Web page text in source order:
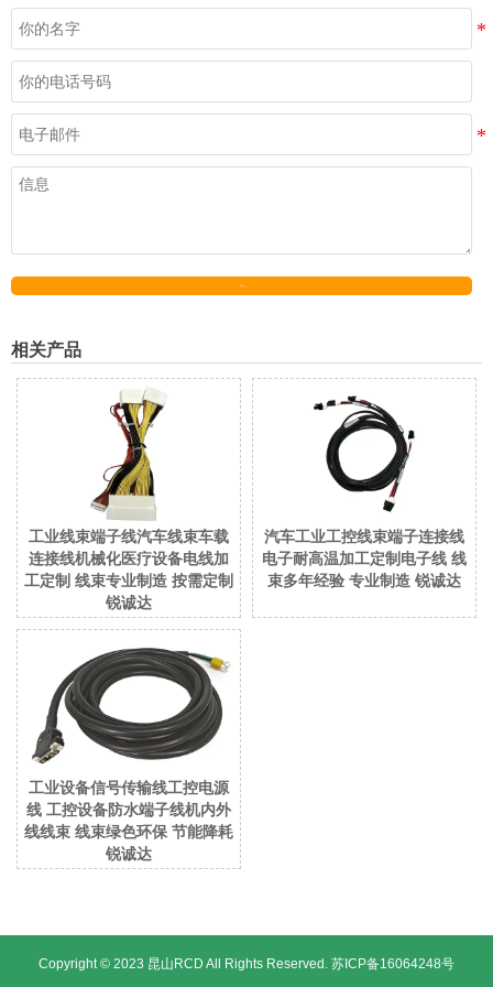
相关产品
工业线束端子线汽车线束车载
连接线机械化医疗设备电线加
工定制 线束专业制造 按需定制
锐诚达
汽车工业工控线束端子连接线
电子耐高温加工定制电子线 线
束多年经验 专业制造 锐诚达
工业设备信号传输线工控电源
线 工控设备防水端子线机内外
线线束 线束绿色环保 节能降耗
锐诚达
Copyright © 2023 昆山RCD All Rights Reserved. 苏ICP备16064248号